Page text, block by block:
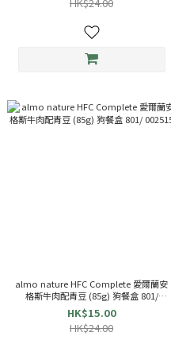
almo nature HFC Complete 愛爾蘭安
格斯牛肉配青豆 (85g) 狗餐盒 801/
002515
HK$15.00
HK$24.00